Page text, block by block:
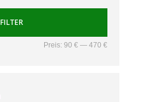
FILTER
Preis:90 € —470 €